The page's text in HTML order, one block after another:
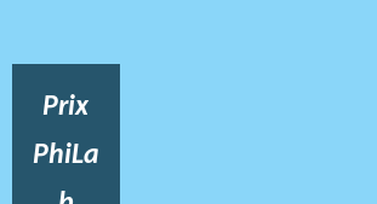
Prix
PhiLa